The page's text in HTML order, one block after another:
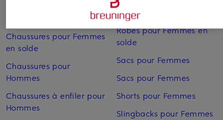
Chaussures pour Femmes
Chaussures pour Femmes
en solde
Chaussures pour
Hommes
Chaussures à enfiler pour
Hommes
Robes pour Femmes
Robes pour Femmes en
solde
Sacs pour Femmes
Sacs pour Femmes
Shorts pour Femmes
Slingbacks pour Femmes